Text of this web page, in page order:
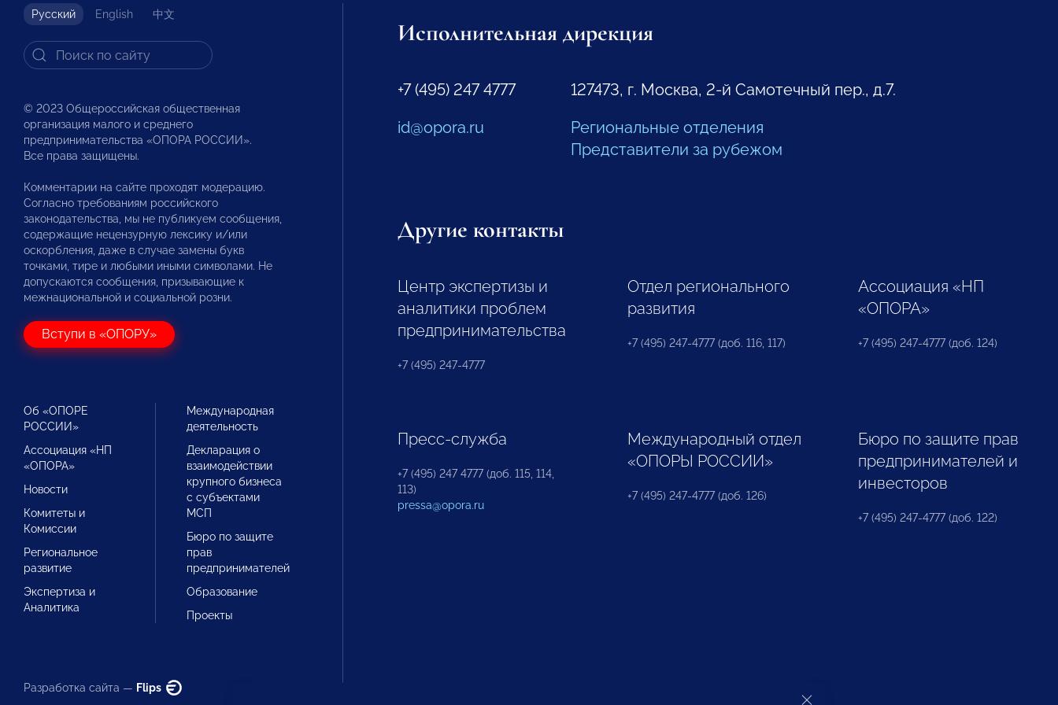
Русский English 中文
© 2023 Общероссийская общественная
организация малого и среднего
предпринимательства «ОПОРА РОССИИ».
Все права защищены.
Комментарии на сайте проходят модерацию.
Согласно требованиям российского
законодательства, мы не публикуем сообщения,
содержащие нецензурную лексику и/или
оскорбления, даже в случае замены букв
точками, тире и любыми иными символами. Не
допускаются сообщения, призывающие к
межнациональной и социальной розни.
Вступи в «ОПОРУ»
Об «ОПОРЕ
РОССИИ»
Ассоциация «НП
«ОПОРА»
Новости
Комитеты и
Комиссии
Региональное
развитие
Экспертиза и
Аналитика
Международная
деятельность
Декларация о
взаимодействии
крупного бизнеса
с субъектами
МСП
Бюро по защите
прав
предпринимателей
Образование
Проекты
Разработка сайта — Flips
Исполнительная дирекция
+7 (495) 247 4777
id@opora.ru
127473, г. Москва, 2-й Самотечный пер., д.7.
Региональные отделения
Представители за рубежом
Другие контакты
Центр экспертизы и
аналитики проблем
предпринимательства
+7 (495) 247-4777
Отдел регионального
развития
+7 (495) 247-4777 (доб. 116, 117)
Ассоциация «НП
«ОПОРА»
+7 (495) 247-4777 (доб. 124)
Пресс-служба
+7 (495) 247 4777 (доб. 115, 114,
113)
pressa@opora.ru
Международный отдел
«ОПОРЫ РОССИИ»
+7 (495) 247-4777 (доб. 126)
Бюро по защите прав
предпринимателей и
инвесторов
+7 (495) 247-4777 (доб. 122)